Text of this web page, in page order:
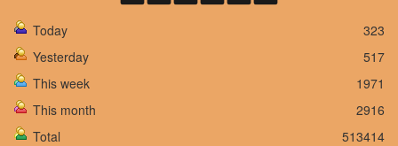
Today
323
Yesterday
517
This week
1971
This month
2916
Total
513414